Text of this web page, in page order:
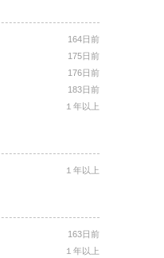
164日前
175日前
176日前
183日前
１年以上
１年以上
163日前
１年以上